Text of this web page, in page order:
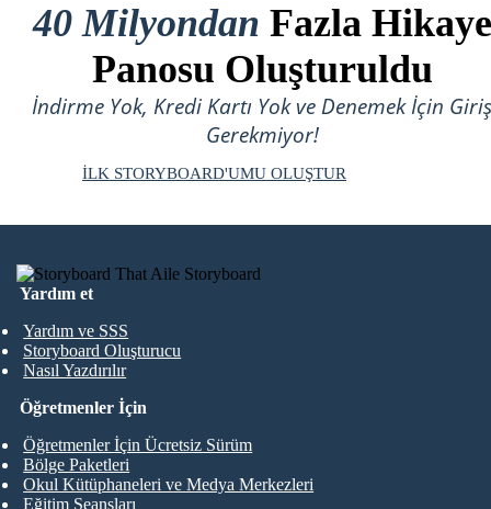
40 Milyondan Fazla Hikaye
Panosu Oluşturuldu
İndirme Yok, Kredi Kartı Yok ve Denemek İçin Giriş
Gerekmiyor!
İLK STORYBOARD'UMU OLUŞTUR
Yardım et
Yardım ve SSS
Storyboard Oluşturucu
Nasıl Yazdırılır
Öğretmenler İçin
Öğretmenler İçin Ücretsiz Sürüm
Bölge Paketleri
Okul Kütüphaneleri ve Medya Merkezleri
Eğitim Seansları